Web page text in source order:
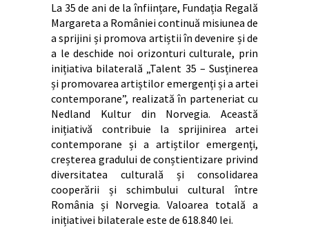
La 35 de ani de la înființare, Fundația Regală
Margareta a României continuă misiunea de
a sprijini și promova artiștii în devenire și de
a le deschide noi orizonturi culturale, prin
inițiativa bilaterală „Talent 35 – Susținerea
și promovarea artiștilor emergenți și a artei
contemporane”, realizată în parteneriat cu
Nedland Kultur din Norvegia. Această
inițiativă contribuie la sprijinirea artei
contemporane și a artiștilor emergenți,
creșterea gradului de conștientizare privind
diversitatea culturală și consolidarea
cooperării și schimbului cultural între
România și Norvegia. Valoarea totală a
inițiativei bilaterale este de 618.840 lei.